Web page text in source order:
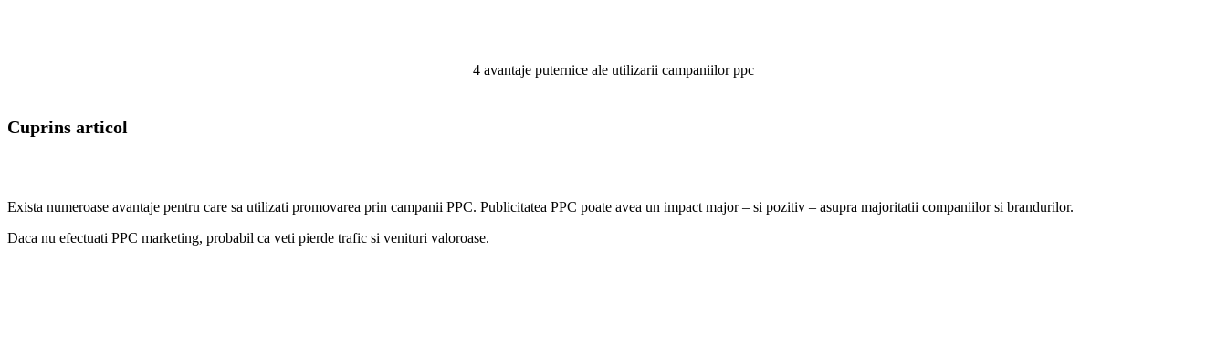
4 avantaje puternice ale utilizarii campaniilor ppc
Cuprins articol
Exista numeroase avantaje pentru care sa utilizati promovarea prin campanii PPC. Publicitatea PPC poate avea un impact major – si pozitiv – asupra majoritatii companiilor si brandurilor.
Daca nu efectuati PPC marketing, probabil ca veti pierde trafic si venituri valoroase.